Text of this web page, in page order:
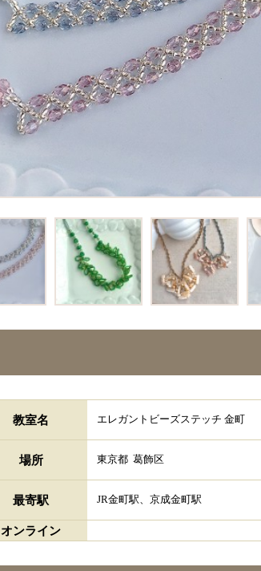
教室名 エレガントビーズステッチ 金町
場所 東京都葛飾区
最寄駅 JR金町駅、京成金町駅
オンライン